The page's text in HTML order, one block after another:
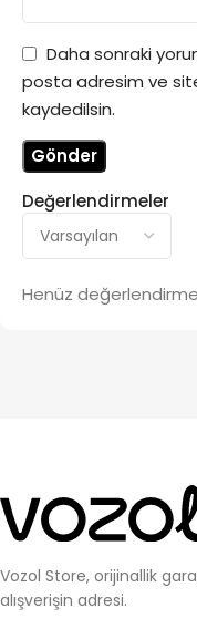
Değerlendirmeler
Henüz değerlendirme
Daha sonraki
posta adresim ve
kaydedilsin.
Vozol Store, orijinallik
alışverişin adresi.